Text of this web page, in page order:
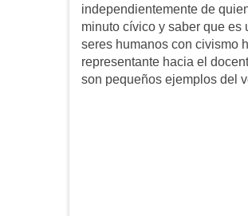
independientemente de
minuto cívico y saber que es
seres humanos con civismo
representante hacia el
son pequeños ejemplos del